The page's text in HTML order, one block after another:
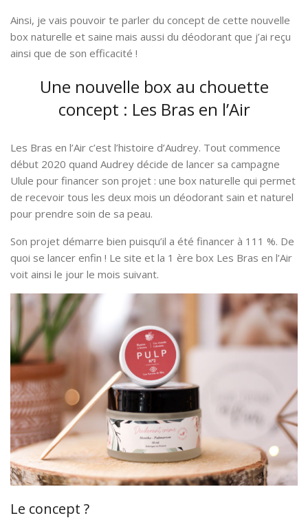
Ainsi, je vais pouvoir te parler du concept de cette nouvelle
box naturelle et saine mais aussi du déodorant que j’ai reçu
ainsi que de son efficacité !
Une nouvelle box au chouette
concept : Les Bras en l’Air
Les Bras en l’Air c’est l’histoire d’Audrey. Tout commence
début 2020 quand Audrey décide de lancer sa campagne
Ulule pour financer son projet : une box naturelle qui permet
de recevoir tous les deux mois un déodorant sain et naturel
pour prendre soin de sa peau.
Son projet démarre bien puisqu’il a été financer à 111 %. De
quoi se lancer enfin ! Le site et la 1 ère box Les Bras en l’Air
voit ainsi le jour le mois suivant.
Le concept ?